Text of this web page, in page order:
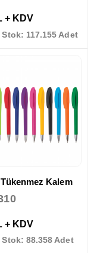
+ KDV
117.155 Adet
Kalem
+ KDV
Stok: 88.358 Adet